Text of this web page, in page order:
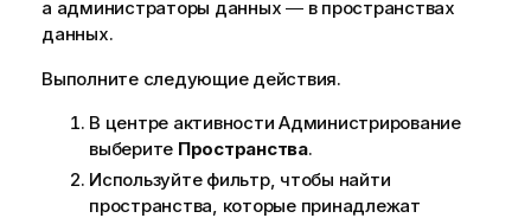
а администраторы данных ― в пространствах
данных.
Выполните следующие действия.
В центре активности Администрирование
выберите Пространства.
Используйте фильтр, чтобы найти
пространства, которые принадлежат